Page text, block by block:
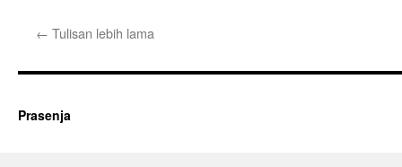
← Tulisan lebih lama
Prasenja